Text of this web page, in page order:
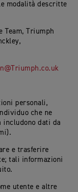
modalità descritte
Team, Triumph
personali,
che ne
includono dati da
e trasferire
tali informazioni
utente e altre